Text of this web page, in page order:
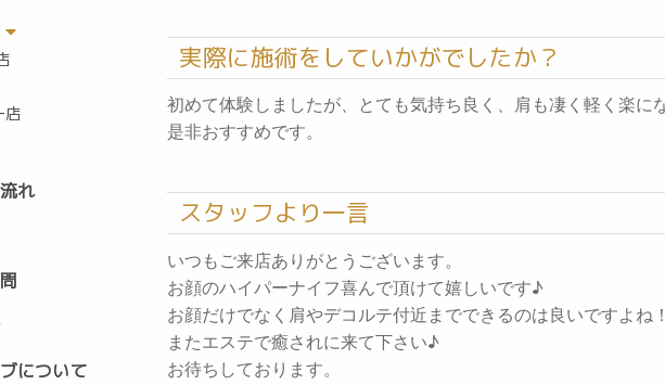
店
れ
について
実際に施術をしていかがでしたか？
初めて体験しましたが、とても気持ち良く、肩も凄く軽く楽に
是非おすすめです。
スタッフより一言
いつもご来店ありがとうございます。
お顔のハイパーナイフ喜んで頂けて嬉しいです♪
お顔だけでなく肩やデコルテ付近までできるのは良いですよね
またエステで癒されに来て下さい♪
お待ちしております。